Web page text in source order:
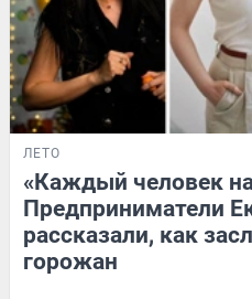
ЛЕТО
«Каждый человек
Предприниматели
рассказали, как
горожан